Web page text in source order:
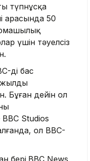
түпнұсқа
арасында 50
үшін тәуелсіз
дің бас
Бұған дейін ол
Studios
ол BBC-